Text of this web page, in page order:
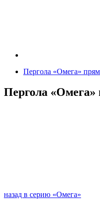
Пергола «Омега»
Пергола
назад в серию «Омега»